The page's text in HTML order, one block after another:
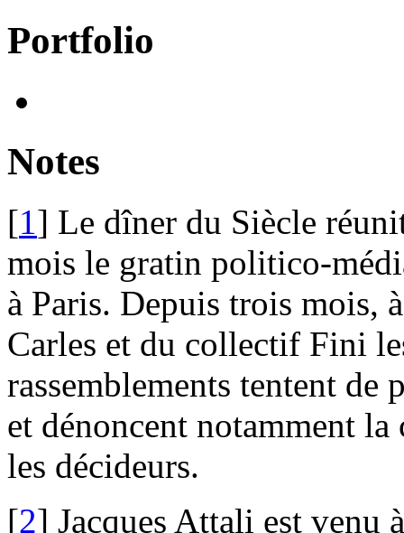
Portfolio
Notes
[1 ] Le dîner du Siècle
mois le gratin politico-
à Paris. Depuis trois mois,
Carles et du collectif Fini
rassemblements tentent de
et dénoncent notamment
les décideurs.
[2] Jacques Attali est venu